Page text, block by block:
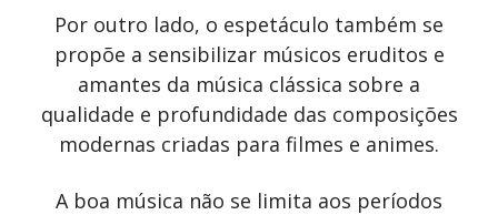
Por outro lado, o espetáculo também se
propõe a sensibilizar músicos eruditos e
amantes da música clássica sobre a
qualidade e profundidade das composições
modernas criadas para filmes e animes.
A boa música não se limita aos períodos